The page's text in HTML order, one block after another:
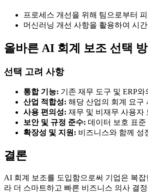
프로세스 개선을 위해 팀으로부터
머신러닝 개선 사항을 활용하여 시
올바른 AI 회계 보조 선택 방
선택 고려 사항
통합 기능: 기존 재무 도구 및 ERP
산업 적합성: 해당 산업의 회계 요구
사용 편의성: 재무 및 비재무 사용자
보안 및 규정 준수: 데이터 보호 표
확장성 및 지원: 비즈니스와 함께 성
결론
AI 회계 보조를 도입함으로써 기업은 복
라 더 스마트하고 빠른 비즈니스 의사 결